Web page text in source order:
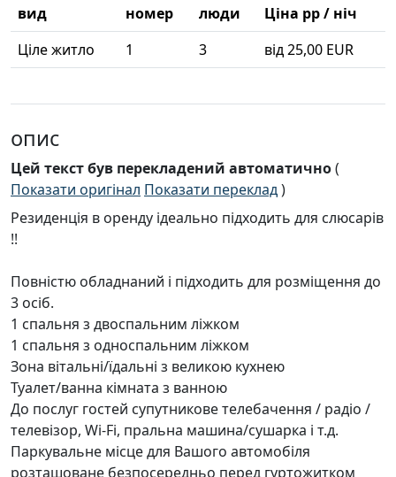
вид номер люди
Ціна pp / ніч
Ціле житло
1 3 від 25,00 EUR
опис
Цей текст був перекладений автоматично(
Показати оригінал Показати переклад)
Резиденція в оренду ідеально підходить для слюсарів
!!
Повністю обладнаний і підходить для розміщення до
3 осіб.
1 спальня з двоспальним ліжком
1 спальня з односпальним ліжком
Зона вітальні/їдальні з великою кухнею
Туалет/ванна кімната з ванною
До послуг гостей супутникове телебачення / радіо /
телевізор, Wi-Fi, пральна машина/сушарка і т.д.
Паркувальне місце для Вашого автомобіля
розташоване безпосередньо перед гуртожитком